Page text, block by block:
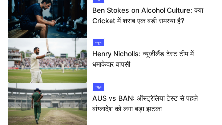
Ben Stokes on Alcohol Culture: क्या
Cricket में शराब एक बड़ी समस्या है?
न्यूज
Henry Nicholls: न्यूजीलैंड टेस्ट टीम में
धमाकेदार वापसी
न्यूज
AUS vs BAN: ऑस्ट्रेलिया टेस्ट से पहले
बांग्लादेश को लगा बड़ा झटका